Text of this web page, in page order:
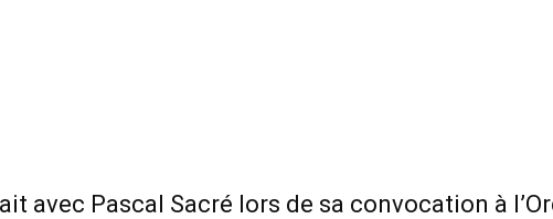
avec Pascal Sacré lors de sa convocation à